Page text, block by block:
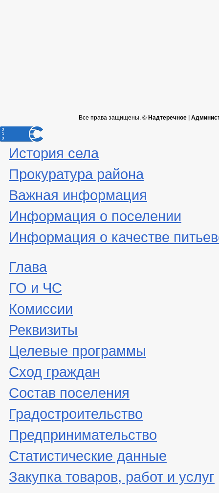
Все права защищены. ©Надтеречное |
История села
Прокуратура района
Важная информация
Информация о поселении
Информация о качестве
Глава
ГО и ЧС
Комиссии
Реквизиты
Целевые программы
Сход граждан
Состав поселения
Градостроительство
Предпринимательство
Статистические данные
Закупка товаров, работ и услуг